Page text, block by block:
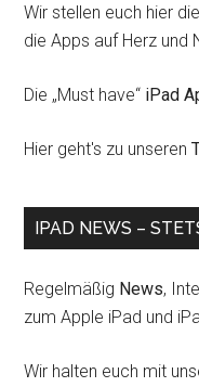
Wir stellen euch hier
die Apps auf Herz und
Die „Must have“ iPad
Hier geht's zu unseren
IPAD NEWS –
Regelmäßig News,
zum Apple iPad und
Wir halten euch mit